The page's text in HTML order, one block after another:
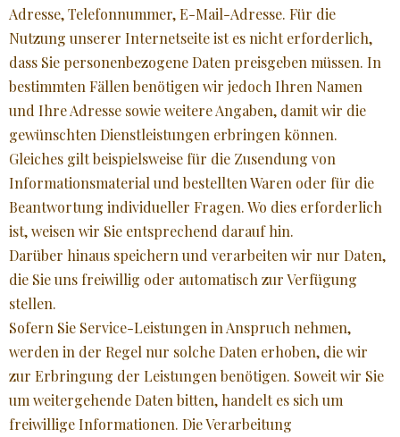
Adresse, Telefonnummer, E-Mail-Adresse. Für die
Nutzung unserer Internetseite ist es nicht erforderlich,
dass Sie personenbezogene Daten preisgeben müssen. In
bestimmten Fällen benötigen wir jedoch Ihren Namen
und Ihre Adresse sowie weitere Angaben, damit wir die
gewünschten Dienstleistungen erbringen können.
Gleiches gilt beispielsweise für die Zusendung von
Informationsmaterial und bestellten Waren oder für die
Beantwortung individueller Fragen. Wo dies erforderlich
ist, weisen wir Sie entsprechend darauf hin.
Darüber hinaus speichern und verarbeiten wir nur Daten,
die Sie uns freiwillig oder automatisch zur Verfügung
stellen.
Sofern Sie Service-Leistungen in Anspruch nehmen,
werden in der Regel nur solche Daten erhoben, die wir
zur Erbringung der Leistungen benötigen. Soweit wir Sie
um weitergehende Daten bitten, handelt es sich um
freiwillige Informationen. Die Verarbeitung